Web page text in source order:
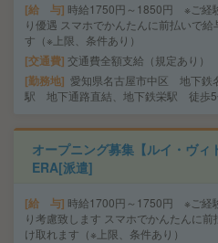
給 与 時給1750円～1850円 ※ご経
り優遇 スマホでかんたんに前払いで給
す（※上限、条件あり）
交通費 交通費全額支給（規定あり）
勤務地 愛知県名古屋市中区 地下鉄
駅 地下通路直結、地下鉄栄駅 徒歩5
オープニング募集【ルイ・ヴ
ERA[派遣]
給 与 時給1700円～1750円 ※ご経
り考慮致します スマホでかんたんに前
け取れます（※上限、条件あり）